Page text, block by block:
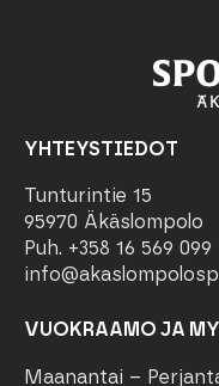
YHTEYSTIEDOT
Tunturintie 15
95970 Äkäslompolo
Puh. +358 16 569 099
VUOKRAAMO JA
Maanantai –